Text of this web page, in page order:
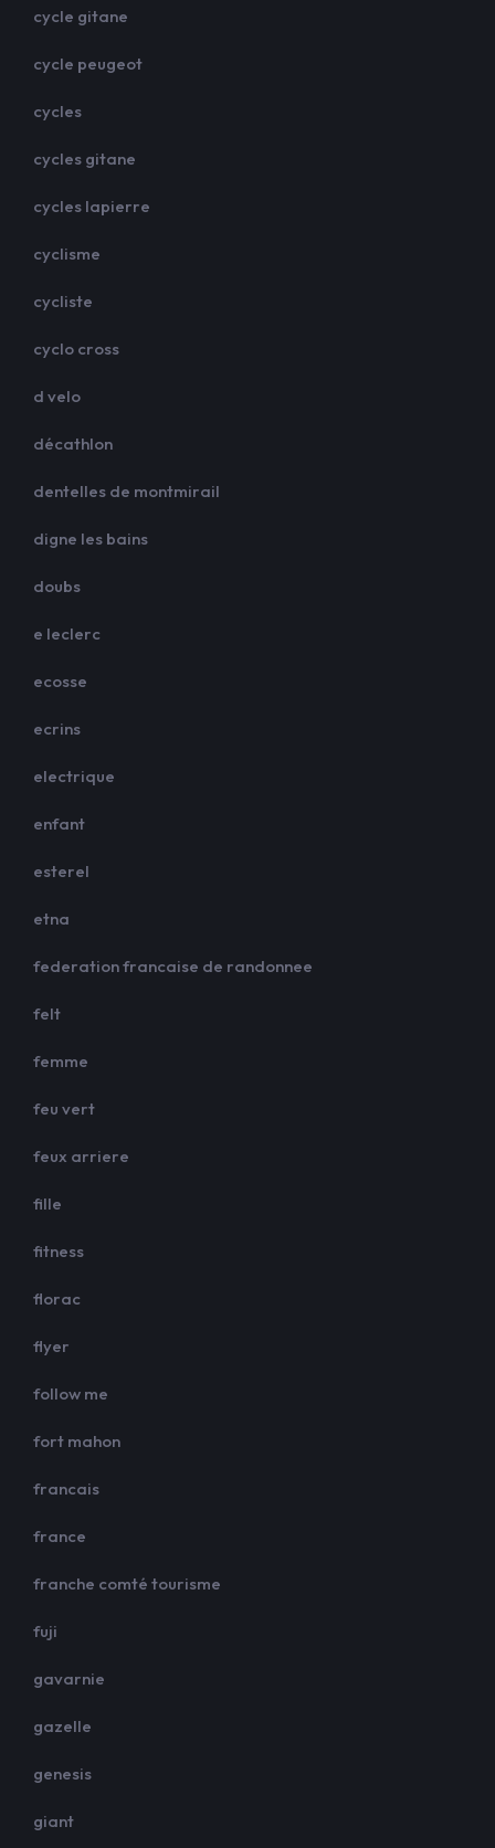
cycle gitane
cycle peugeot
cycles
cycles gitane
cycles lapierre
cyclisme
cycliste
cyclo cross
d velo
décathlon
dentelles de montmirail
digne les bains
doubs
e leclerc
ecosse
ecrins
electrique
enfant
esterel
etna
federation francaise de randonnee
felt
femme
feu vert
feux arriere
fille
fitness
florac
flyer
follow me
fort mahon
francais
france
franche comté tourisme
fuji
gavarnie
gazelle
genesis
giant